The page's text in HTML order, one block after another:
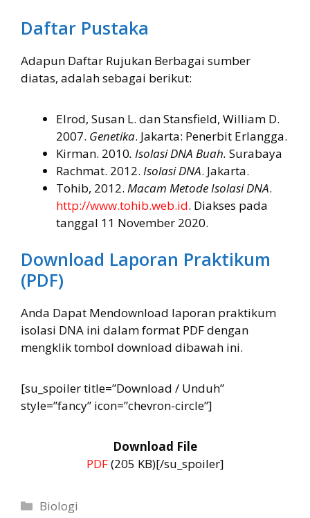
Daftar Pustaka
Adapun Daftar Rujukan Berbagai sumber
diatas, adalah sebagai berikut:
Elrod, Susan L. dan Stansfield, William D.
2007. Genetika. Jakarta: Penerbit Erlangga.
Kirman. 2010. Isolasi DNA Buah. Surabaya
Rachmat. 2012. Isolasi DNA. Jakarta.
Tohib, 2012. Macam Metode Isolasi DNA.
http://www.tohib.web.id. Diakses pada
tanggal 11 November 2020.
Download Laporan Praktikum
(PDF)
Anda Dapat Mendownload laporan praktikum
isolasi DNA ini dalam format PDF dengan
mengklik tombol download dibawah ini.
[su_spoiler title=”Download / Unduh”
style=”fancy” icon=”chevron-circle”]
Download File
PDF(205 KB)[/su_spoiler]
Categories
Biologi